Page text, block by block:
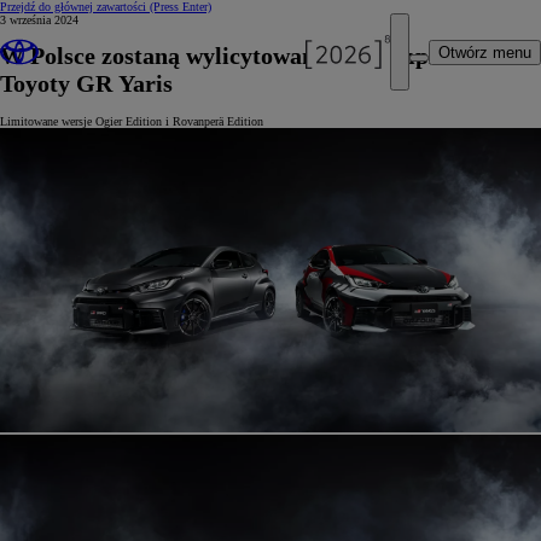
Przejdź do głównej zawartości (Press Enter)
Otwórz menu
3 września 2024
W Polsce zostaną wylicytowane 3 egzemplarze
Toyoty GR Yaris
Limitowane wersje Ogier Edition i Rovanperä Edition